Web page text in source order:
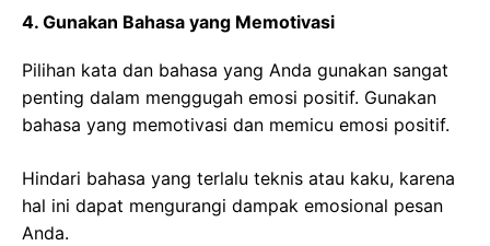
4. Gunakan Bahasa yang Memotivasi
Pilihan kata dan bahasa yang Anda gunakan sangat
penting dalam menggugah emosi positif. Gunakan
bahasa yang memotivasi dan memicu emosi positif.
Hindari bahasa yang terlalu teknis atau kaku, karena
hal ini dapat mengurangi dampak emosional pesan
Anda.